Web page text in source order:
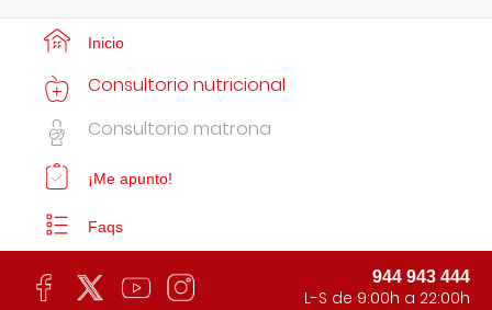
Inicio
Consultorio nutricional
Consultorio matrona
¡Me apunto!
Faqs
944 943 444
L-S de 9:00h a 22:00h